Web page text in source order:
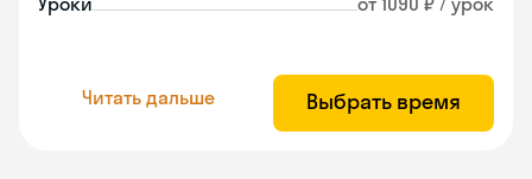
Читать дальше Выбрать время